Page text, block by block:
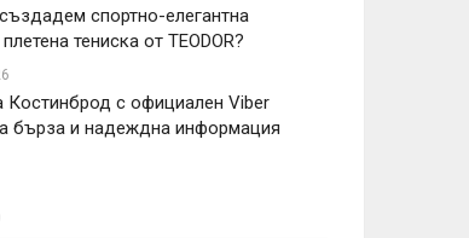
спортно-елегантна
тениска от TEODOR?
с официален Viber
бърза и надеждна информация